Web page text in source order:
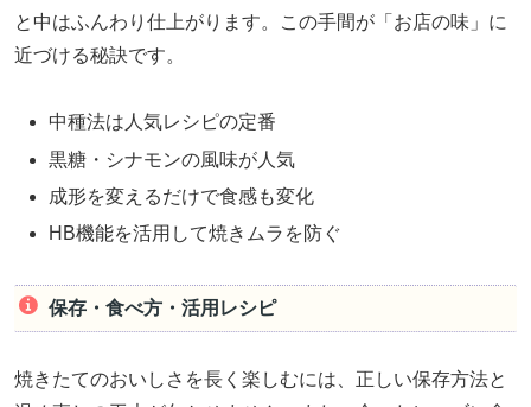
と中はふんわり仕上がります。この手間が「お店の味」に
近づける秘訣です。
中種法は人気レシピの定番
黒糖・シナモンの風味が人気
成形を変えるだけで食感も変化
HB機能を活用して焼きムラを防ぐ
保存・食べ方・活用レシピ
焼きたてのおいしさを長く楽しむには、正しい保存方法と